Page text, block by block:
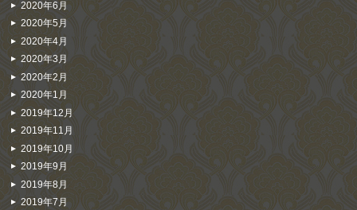
2020年6月
2020年5月
2020年4月
2020年3月
2020年2月
2020年1月
2019年12月
2019年11月
2019年10月
2019年9月
2019年8月
2019年7月